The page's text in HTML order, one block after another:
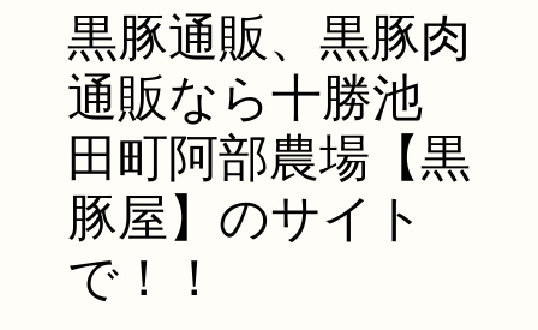
黒豚通販、黒豚肉
通販なら十勝池
田町阿部農場【黒
豚屋】のサイト
で！！